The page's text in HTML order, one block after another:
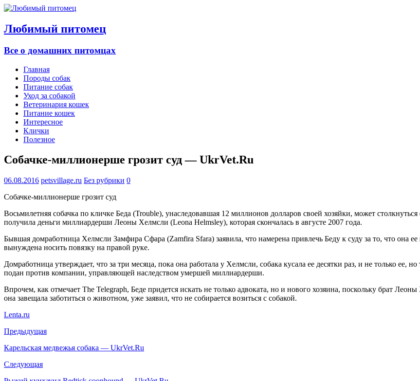
Любимый питомец
Все о домашних питомцах
Главная
Породы собак
Питание собак
Уход за собакой
Ветеринария кошек
Питание кошек
Интересное
Клички
Полезное
Собачке-миллионерше грозит суд — UkrVet.Ru
06.08.2016 petsvillage.ru Без рубрики 0
Собачке-миллионерше грозит суд
Восьмилетняя собачка по кличке Беда (Trouble), унаследовавшая 12 миллионов долларов своей хозяйки, может
получила деньги миллиардерши Леоны Хелмсли (Leona Helmsley), которая скончалась в августе 2007 года.
Бывшая домработница Хелмсли Замфира Сфара (Zamfira Sfara) заявила, что намерена привлечь Беду к суду за то, что она
вынуждена носить повязку на правой руке.
Домработница утверждает, что за три месяца, пока она работала у Хелмсли, собака кусала ее десятки раз, и не только
подан против компании, управляющей наследством умершей миллиардерши.
Впрочем, как отмечает The Telegraph, Беде придется искать не только адвоката, но и нового хозяина, поскольку брат
она завещала заботиться о животном, уже заявил, что не собирается возиться с собакой.
Lenta.ru
Предыдущая
Карельская медвежья собака — UkrVet.Ru
Следующая